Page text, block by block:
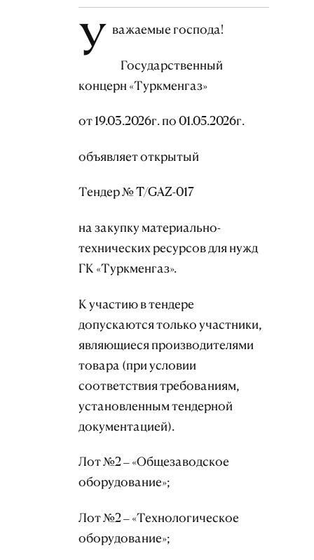
У важаемые господа!
Государственный
концерн «Туркменгаз»
от 19.03.2026г. по 01.05.2026г.
объявляет открытый
Тендер № T/GAZ-017
на закупку материально-
технических ресурсов для нужд
ГК «Туркменгаз».
К участию в тендере
допускаются только участники,
являющиеся производителями
товара (при условии
соответствия требованиям,
установленным тендерной
документацией).
Лот №2 – «Общезаводское
оборудование»;
Лот №2 – «Технологическое
оборудование»;